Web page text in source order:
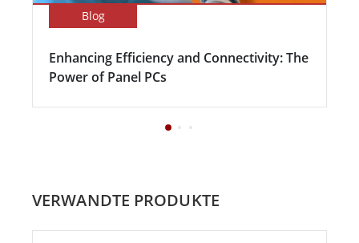
Blog
Enhancing Efficiency and Connectivity: The
Power of Panel PCs
VERWANDTE PRODUKTE